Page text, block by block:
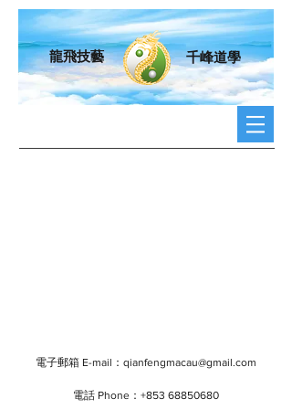
龍飛技藝 千峰道學
電子郵箱 E-mail： qianfengmacau@gmail.com
電話 Phone：+853 68850680